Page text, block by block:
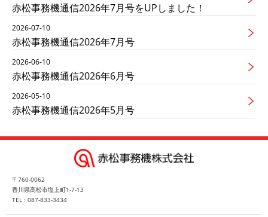
赤松事務機通信2026年7月号をUPしました！
2026-07-10
赤松事務機通信2026年7月号
2026-06-10
赤松事務機通信2026年6月号
2026-05-10
赤松事務機通信2026年5月号
〒760-0062
香川県高松市塩上町1-7-13
TEL : 087-833-3434